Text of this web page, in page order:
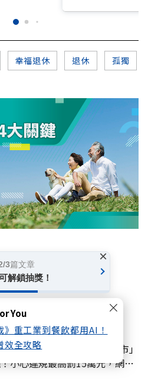
You
》重工業到餐飲都用AI！
效全攻略
幸福退休 退休 孤獨
活享退4大關鍵
性防空演習8/10今天「7縣市」
小心違規最高罰15萬元，網路
3篇文章
解鎖抽獎！
×